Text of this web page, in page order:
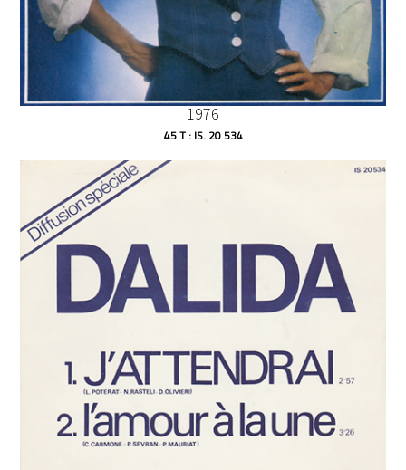
1976
45 T : IS. 20 534